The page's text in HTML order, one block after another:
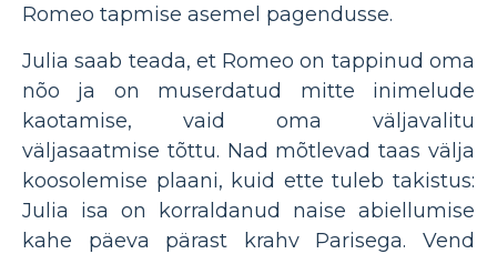
Romeo tapmise asemel pagendusse.
Julia saab teada, et Romeo on tappinud oma
nõo ja on muserdatud mitte inimelude
kaotamise, vaid oma väljavalitu
väljasaatmise tõttu. Nad mõtlevad taas välja
koosolemise plaani, kuid ette tuleb takistus:
Julia isa on korraldanud naise abiellumise
kahe päeva pärast krahv Parisega. Vend